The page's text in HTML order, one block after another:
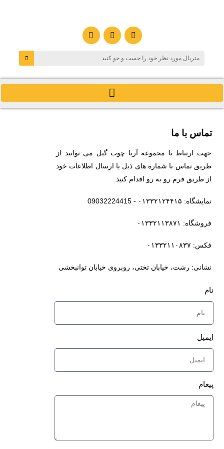
تماس با ما
جهت ارتباط با مجموعه آریا چوب گیل می توانید از
طریق تماس با شماره های ذیل یا ارسال اطلاعات خود
از طریق فرم رو به رو اقدام کنید.
نمایشگاه: ۰۱۳۳۲۱۲۴۴۱۵ - 09032224415
فروشگاه: ۰۱۳۳۲۱۱۳۸۷۱
فکس: ۰۱۳۳۲۱۱۰۸۳۷
نشانی: رشت، خیابان تختی، روبروی خیابان توانبخشی
نام
ایمیل
پیغام